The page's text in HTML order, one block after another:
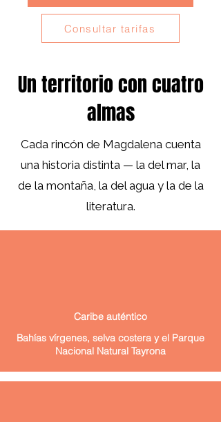
Consultar tarifas
Un territorio con cuatro
almas
Cada rincón de Magdalena cuenta
una historia distinta — la del mar, la
de la montaña, la del agua y la de la
literatura.
Caribe auténtico
Bahías vírgenes, selva costera y el Parque
Nacional Natural Tayrona